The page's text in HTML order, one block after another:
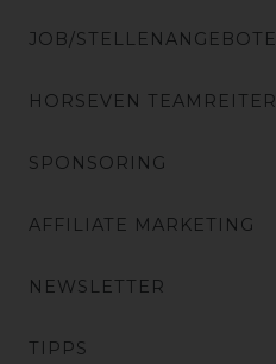
JOB/STELLENANGEBOTE
HORSEVEN TEAMREITER
SPONSORING
AFFILIATE MARKETING
NEWSLETTER
TIPPS